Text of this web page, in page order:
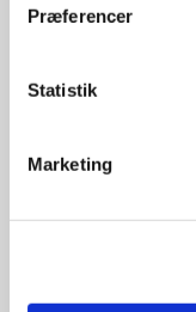
Præferencer
Statistik
Marketing